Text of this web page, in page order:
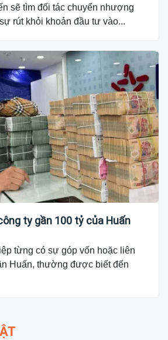
sẽ tìm đối tác chuyển nhượng
rút khỏi khoản đầu tư vào...
ty gần 100 tỷ của Huấn
từng có sự góp vốn hoặc liên
Huấn, thường được biết đến